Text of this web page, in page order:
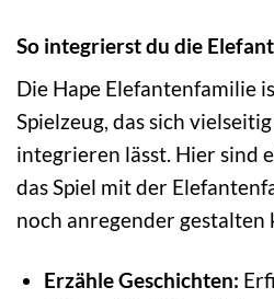
So integrierst du die
Die Hape Elefantenfamilie
Spielzeug, das sich
integrieren lässt. Hier sind
das Spiel mit der
noch anregender gestalten
Erzähle Geschichten: